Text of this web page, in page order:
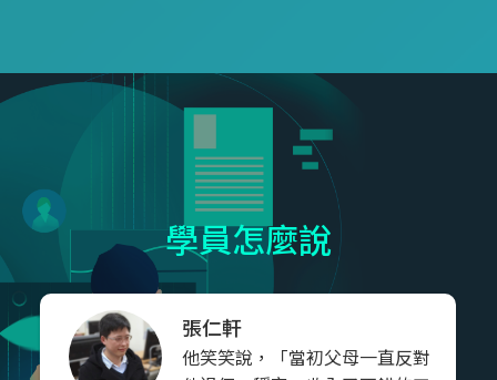
建宏老師不僅擁有全面的技術
知識，還以深厚的研究和教學
經歷致力為學生提供最新、最
實用的資訊科技知識。
的訓練講師，教學總時數近三
萬小時。擁有超過二十年的教
學經驗，並擔任多家公司的架
構與技術顧問。 他的專業領域
涵蓋多種程式語言，包括
Assembly、C++、Pascal、VB
.NET、C#、ASP .NET、
PHP、Perl、Java等，以及資
料庫方面的技術，如：
Microsoft SQL Server、
MySQL、Oracle。持有多項微
軟相關證照，專精於程式語
學員怎麼說
張仁軒
他笑笑說，「當初父母一直反對